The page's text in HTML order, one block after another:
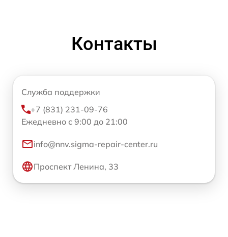
Контакты
Служба поддержки
+7 (831) 231-09-76
Ежедневно с 9:00 до 21:00
info@nnv.sigma-repair-center.ru
Проспект Ленина, 33